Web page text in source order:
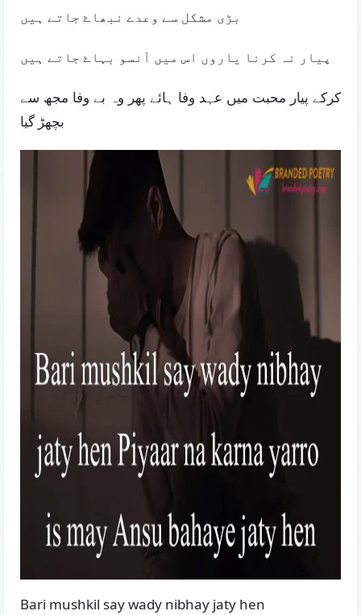
بڑی مشکل سے وعدے نبھاۓ جاتے ہیں
پیار نہ کرنا یاروں اس میں آنسو بہاۓ جاتے ہیں
کرکے پیار محبت میں عہد وفا ہائے پھر وہ بے وفا مجھ سے
بچھڑ گیا
Bari mushkil say wady nibhay jaty hen